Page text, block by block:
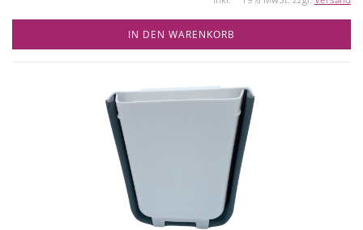
IN DEN WARENKORB